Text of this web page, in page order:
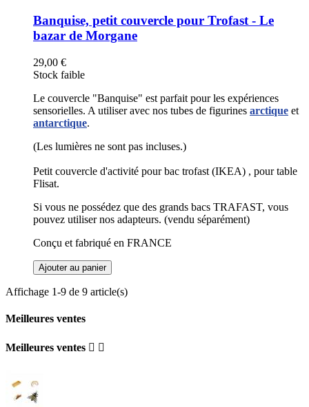
Banquise, petit couvercle pour Trofast - Le
bazar de Morgane
29,00 €
Stock faible
Le couvercle "Banquise" est parfait pour les expériences
sensorielles. A utiliser avec nos tubes de figurines arctique et
antarctique.
(Les lumières ne sont pas incluses.)
Petit couvercle d'activité pour bac trofast (IKEA) , pour table
Flisat.
Si vous ne possédez que des grands bacs TRAFAST, vous
pouvez utiliser nos adapteurs. (vendu séparément)
Conçu et fabriqué en FRANCE
Ajouter au panier
Affichage 1-9 de 9 article(s)
Meilleures ventes
Meilleures ventes  